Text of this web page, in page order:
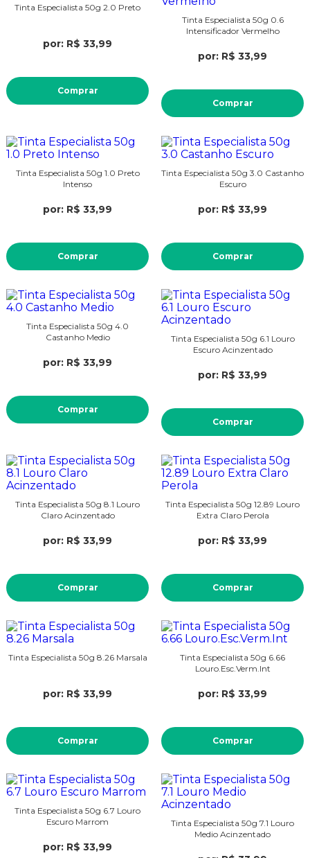
Tinta Especialista 50g 2.0 Preto
por: R$ 33,99
Comprar
Tinta Especialista 50g 0.6
Intensificador Vermelho
por: R$ 33,99
Comprar
Tinta Especialista 50g 1.0 Preto
Intenso
por: R$ 33,99
Comprar
Tinta Especialista 50g 3.0 Castanho
Escuro
por: R$ 33,99
Comprar
Tinta Especialista 50g 4.0
Castanho Medio
por: R$ 33,99
Comprar
Tinta Especialista 50g 6.1 Louro
Escuro Acinzentado
por: R$ 33,99
Comprar
Tinta Especialista 50g 8.1 Louro
Claro Acinzentado
por: R$ 33,99
Comprar
Tinta Especialista 50g 12.89 Louro
Extra Claro Perola
por: R$ 33,99
Comprar
Tinta Especialista 50g 8.26 Marsala
por: R$ 33,99
Comprar
Tinta Especialista 50g 6.66
Louro.Esc.Verm.Int
por: R$ 33,99
Comprar
Tinta Especialista 50g 6.7 Louro
Escuro Marrom
por: R$ 33,99
Tinta Especialista 50g 7.1 Louro
Medio Acinzentado